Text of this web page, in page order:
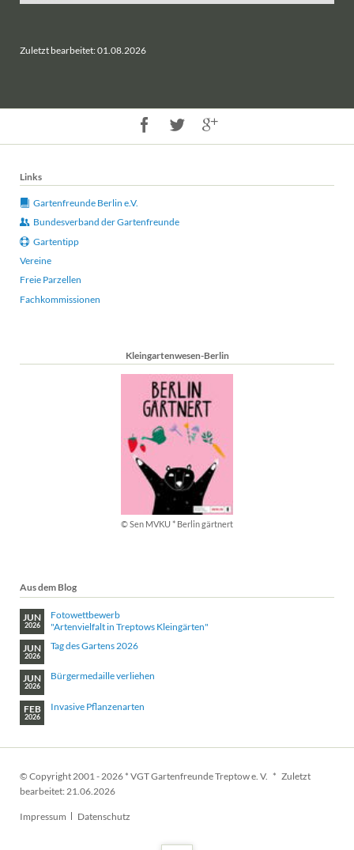
Zuletzt bearbeitet: 01.08.2026
Links
Gartenfreunde Berlin e.V.
Bundesverband der Gartenfreunde
Gartentipp
Vereine
Freie Parzellen
Fachkommissionen
Kleingartenwesen-Berlin
© Sen MVKU * Berlin gärtnert
Aus dem Blog
JUN
2026
Fotowettbewerb
"Artenvielfalt in Treptows Kleingärten"
JUN
2026
Tag des Gartens 2026
JUN
2026
Bürgermedaille verliehen
FEB
2026
Invasive Pflanzenarten
© Copyright 2001 - 2026 * VGT Gartenfreunde Treptow e. V. * Zuletzt
bearbeitet: 21.06.2026
Navigation
Impressum Datenschutz